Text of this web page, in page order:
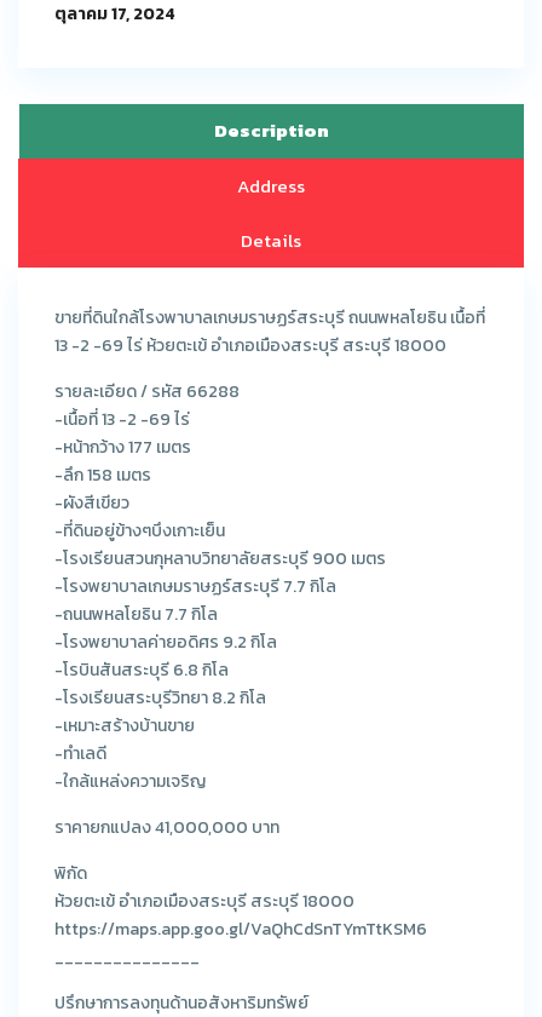
ตุลาคม 17, 2024
Description
Address
Details
ขายที่ดินใกล้โรงพาบาลเกษมราษฏร์สระบุรี ถนนพหลโยธิน เนื้อที่
13 -2 -69 ไร่ ห้วยตะเข้ อำเภอเมืองสระบุรี สระบุรี 18000
รายละเอียด / รหัส 66288
-เนื้อที่ 13 -2 -69 ไร่
-หน้ากว้าง 177 เมตร
-ลึก 158 เมตร
-ผังสีเขียว
-ที่ดินอยู่ข้างๆบึงเกาะเย็น
-โรงเรียนสวนกุหลาบวิทยาลัยสระบุรี 900 เมตร
-โรงพยาบาลเกษมราษฏร์สระบุรี 7.7 กิโล
-ถนนพหลโยธิน 7.7 กิโล
-โรงพยาบาลค่ายอดิศร 9.2 กิโล
-โรบินสันสระบุรี 6.8 กิโล
-โรงเรียนสระบุรีวิทยา 8.2 กิโล
-เหมาะสร้างบ้านขาย
-ทำเลดี
-ใกล้แหล่งความเจริญ
ราคายกแปลง 41,000,000 บาท
พิกัด
ห้วยตะเข้ อำเภอเมืองสระบุรี สระบุรี 18000
https://maps.app.goo.gl/VaQhCdSnTYmTtKSM6
_______________
ปรึกษาการลงทุนด้านอสังหาริมทรัพย์